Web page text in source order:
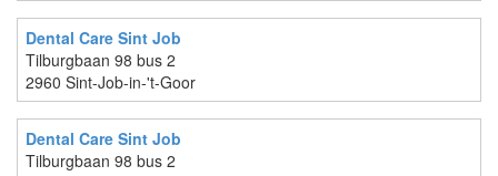
Dental Care Sint Job
Tilburgbaan 98 bus 2
2960 Sint-Job-in-'t-Goor
Dental Care Sint Job
Tilburgbaan 98 bus 2